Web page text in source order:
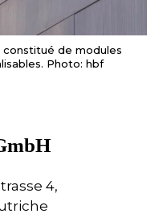
de modules
Photo: hbf
4,